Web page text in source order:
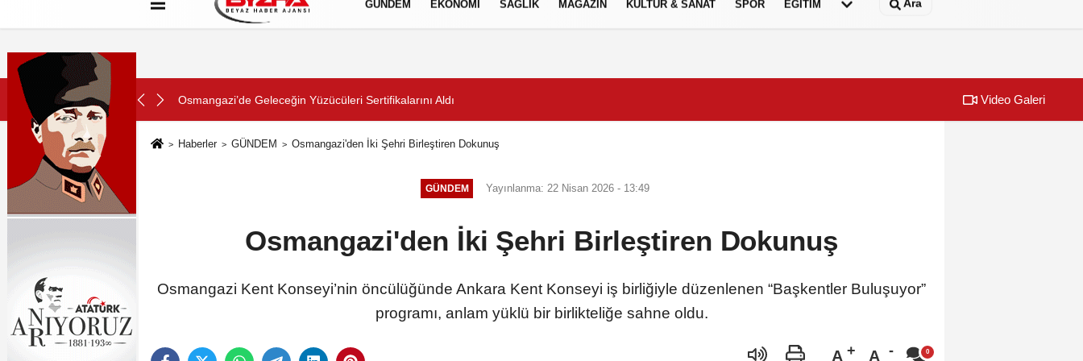
Hakkımızda Künye Çerez Politikası
GÜNDEM EKONOMİ SAĞLIK MAGAZİN KÜLTÜR & SANAT SPOR EĞİTİM Ara
SON DAKİKA:
Aldı Konya Büyükşehir Zabıtası Toplu Taşıma Denetimlerini Sürdürüyor Urla
Video Galeri
Haberler GÜNDEM Osmangazi'den İki Şehri Birleştiren Dokunuş
GÜNDEM Yayınlanma: 22 Nisan 2026 - 13:49
Osmangazi'den İki Şehri Birleştiren Dokunuş
Osmangazi Kent Konseyi’nin öncülüğünde Ankara Kent Konseyi iş birliğiyle düzenlenen “Başkentler Buluşuyor”
programı, anlam yüklü bir birlikteliğe sahne oldu.
A A